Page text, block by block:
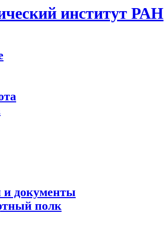
институт РАН
документы
полк